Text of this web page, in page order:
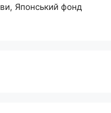
Японський фонд